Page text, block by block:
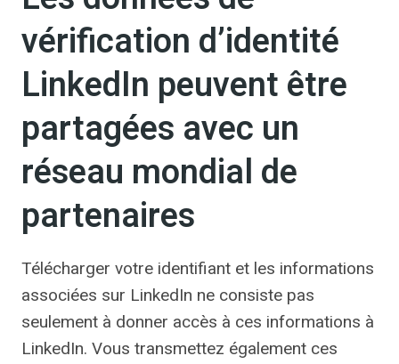
vérification d’identité
LinkedIn peuvent être
partagées avec un
réseau mondial de
partenaires
Télécharger votre identifiant et les informations
associées sur LinkedIn ne consiste pas
seulement à donner accès à ces informations à
LinkedIn. Vous transmettez également ces